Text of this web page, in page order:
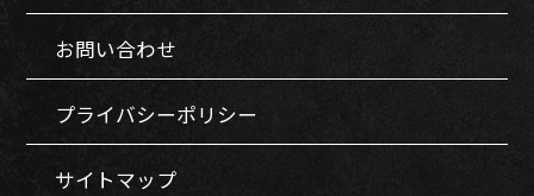
お問い合わせ
プライバシーポリシー
サイトマップ